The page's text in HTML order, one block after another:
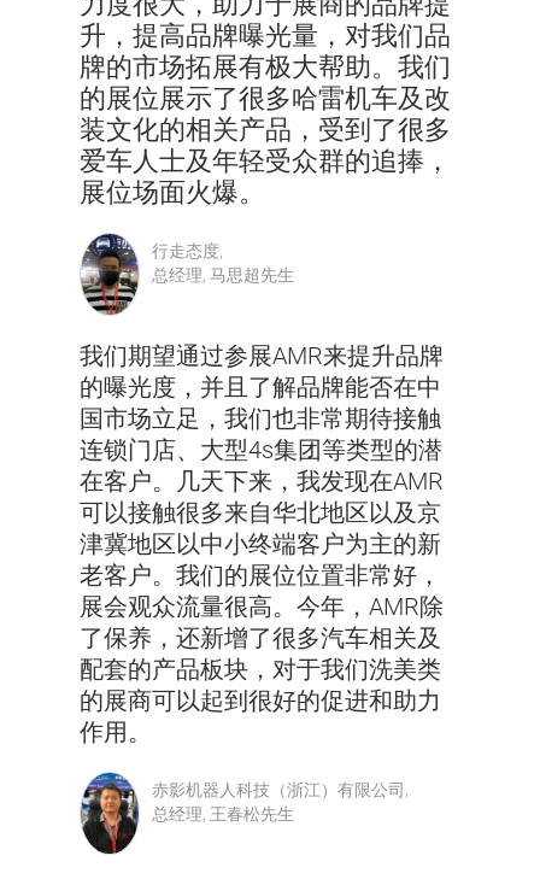
升，提高品牌曝光量，对我们品
牌的市场拓展有极大帮助。我们
的展位展示了很多哈雷机车及改
装文化的相关产品，受到了很多
爱车人士及年轻受众群的追捧，
展位场面火爆。
行走态度,
总经理, 马思超先生
我们期望通过参展AMR来提升品牌
的曝光度，并且了解品牌能否在中
国市场立足，我们也非常期待接触
连锁门店、大型4s集团等类型的潜
在客户。几天下来，我发现在AMR
可以接触很多来自华北地区以及京
津冀地区以中小终端客户为主的新
老客户。我们的展位位置非常好，
展会观众流量很高。今年，AMR除
了保养，还新增了很多汽车相关及
配套的产品板块，对于我们洗美类
的展商可以起到很好的促进和助力
作用。
赤影机器人科技（浙江）有限公司,
总经理, 王春松先生